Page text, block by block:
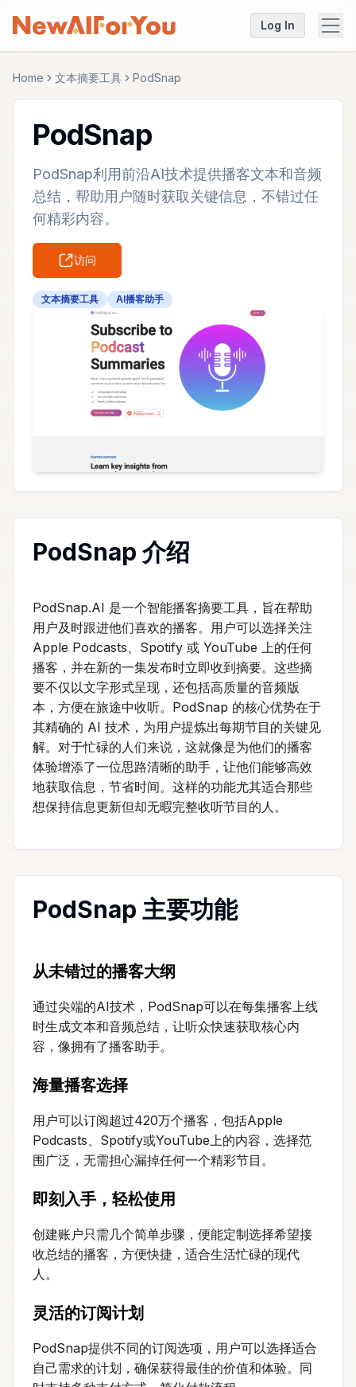
Log In
Home 文本摘要工具 PodSnap
PodSnap
PodSnap利用前沿AI技术提供播客文本和音频
总结，帮助用户随时获取关键信息，不错过任
何精彩内容。
访问
文本摘要工具 AI播客助手
PodSnap 介绍
PodSnap.AI 是一个智能播客摘要工具，旨在帮助
用户及时跟进他们喜欢的播客。用户可以选择关注
Apple Podcasts、Spotify 或 YouTube 上的任何
播客，并在新的一集发布时立即收到摘要。这些摘
要不仅以文字形式呈现，还包括高质量的音频版
本，方便在旅途中收听。PodSnap 的核心优势在于
其精确的 AI 技术，为用户提炼出每期节目的关键见
解。对于忙碌的人们来说，这就像是为他们的播客
体验增添了一位思路清晰的助手，让他们能够高效
地获取信息，节省时间。这样的功能尤其适合那些
想保持信息更新但却无暇完整收听节目的人。
PodSnap 主要功能
从未错过的播客大纲
通过尖端的AI技术，PodSnap可以在每集播客上线
时生成文本和音频总结，让听众快速获取核心内
容，像拥有了播客助手。
海量播客选择
用户可以订阅超过420万个播客，包括Apple
Podcasts、Spotify或YouTube上的内容，选择范
围广泛，无需担心漏掉任何一个精彩节目。
即刻入手，轻松使用
创建账户只需几个简单步骤，便能定制选择希望接
收总结的播客，方便快捷，适合生活忙碌的现代
人。
灵活的订阅计划
PodSnap提供不同的订阅选项，用户可以选择适合
自己需求的计划，确保获得最佳的价值和体验。同